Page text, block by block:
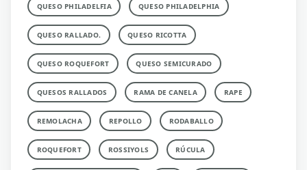
QUESO PHILADELFIA QUESO PHILADELPHIA
QUESO RALLADO. QUESO RICOTTA
QUESO ROQUEFORT QUESO SEMICURADO
QUESOS RALLADOS RAMA DE CANELA RAPE
REMOLACHA REPOLLO RODABALLO
ROQUEFORT ROSSIYOLS RÚCULA